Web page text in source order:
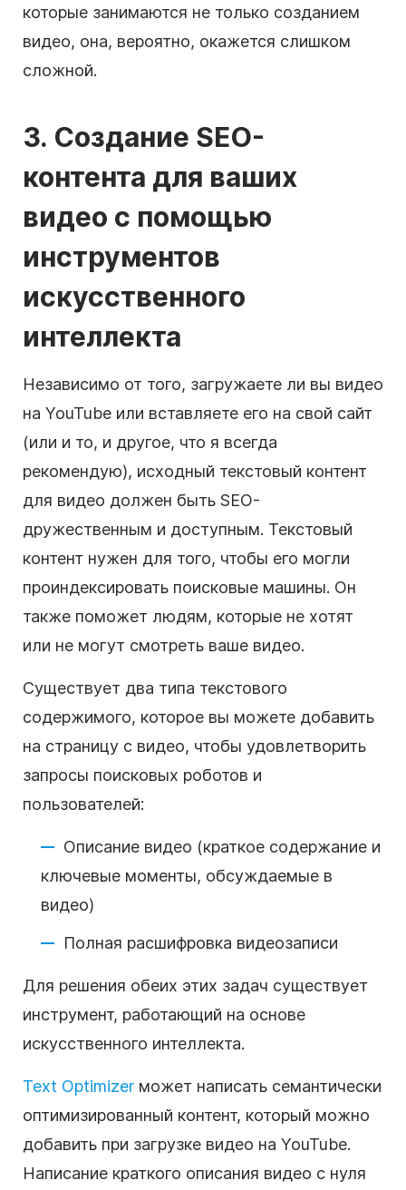
которые занимаются не только созданием
видео, она, вероятно, окажется слишком
сложной.
3. Создание SEO-
контента для ваших
видео с помощью
инструментов
искусственного
интеллекта
Независимо от того, загружаете ли вы видео
на YouTube или вставляете его на свой сайт
(или и то, и другое, что я всегда
рекомендую), исходный текстовый контент
для видео должен быть SEO-
дружественным и доступным. Текстовый
контент нужен для того, чтобы его могли
проиндексировать поисковые машины. Он
также поможет людям, которые не хотят
или не могут смотреть ваше видео.
Существует два типа текстового
содержимого, которое вы можете добавить
на страницу с видео, чтобы удовлетворить
запросы поисковых роботов и
пользователей:
Описание видео (краткое содержание и
ключевые моменты, обсуждаемые в
видео)
Полная расшифровка видеозаписи
Для решения обеих этих задач существует
инструмент, работающий на основе
искусственного интеллекта.
Text Optimizer может написать семантически
оптимизированный контент, который можно
добавить при загрузке видео на YouTube.
Написание краткого описания видео с нуля